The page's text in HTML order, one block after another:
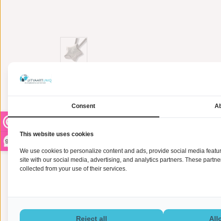
9,2
Informatie
ruimte voor een symbolische hoeveelheid as wordt
accent aan het sieraad en staat dan ook centraal
herinneringen aan) uw dierbare altijd dicht bij u
het rouwproces.
Nadat u de bestelling heeft geplaatst mag de
Consent
This website uses cookies
We use cookies to personalize content and ads, provide social media
site with our social media, advertising, and analytics partners. These
collected from your use of their services.
Reject all